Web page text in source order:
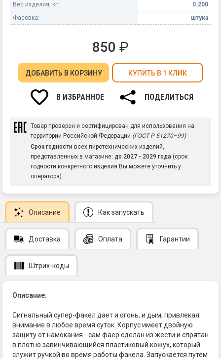
Вес изделия, кг:
0.200
Фасовка:
штука
850 ₽
ДОБАВИТЬ В КОРЗИНУ КУПИТЬ В 1 КЛИК
В ИЗБРАННОЕ ПОДЕЛИТЬСЯ
Товар проверен и сертифицирован для использования на
территории Российской Федерации (ГОСТ Р 51270–99)
Срок годности всех пиротехнических изделий,
представленных в магазине: до 2027 - 2029 года (срок
годности конкретного изделия Вы можете уточнить у
оператора)
Описание Как запускать
Доставка Оплата Гарантии
Штрих-коды
Описание:
Сигнальный супер-факел дает и огонь, и дым, привлекая
внимание в любое время суток. Корпус имеет двойную
защиту от намокания - сам фаер сделан из жести и спрятан
в плотно завинчивающийся пластиковый кожух, который
служит ручкой во время работы факела. Запускается путем